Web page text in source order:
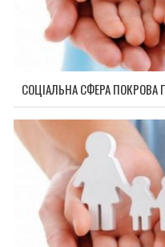
СОЦІАЛЬНА СФЕРА